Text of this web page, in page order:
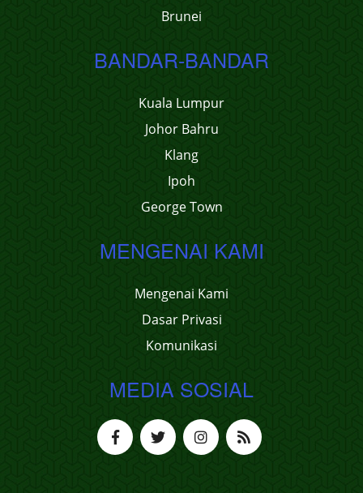
Brunei
BANDAR-BANDAR
Kuala Lumpur
Johor Bahru
Klang
Ipoh
George Town
MENGENAI KAMI
Mengenai Kami
Dasar Privasi
Komunikasi
MEDIA SOSIAL